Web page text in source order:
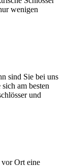
wenigen
sind Sie bei uns
am besten
und
Ort eine